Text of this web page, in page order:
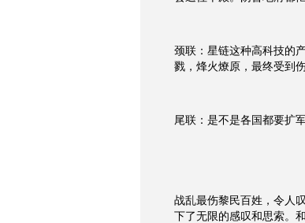
颈联：星链这种高科技的
戮，烽火燎原，最终受到
尾联：是不是各国都要扩
战乱最伤黎民百姓，令人
下了无限的感叹和思索。